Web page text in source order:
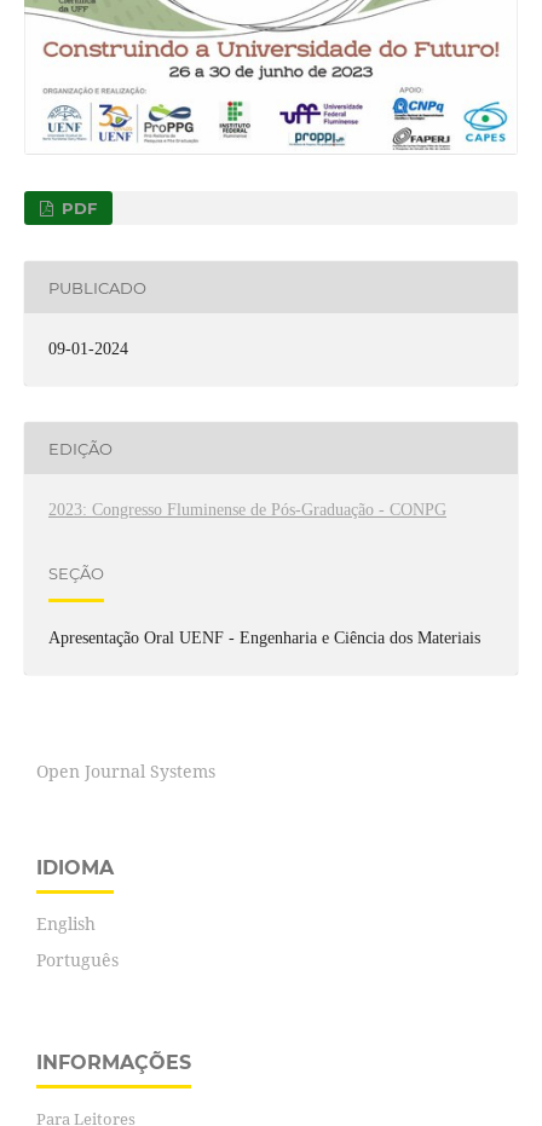
PDF
PUBLICADO
09-01-2024
EDIÇÃO
2023: Congresso Fluminense de Pós-Graduação - CONPG
SEÇÃO
Apresentação Oral UENF - Engenharia e Ciência dos Materiais
Open Journal Systems
IDIOMA
English
Português
INFORMAÇÕES
Para Leitores